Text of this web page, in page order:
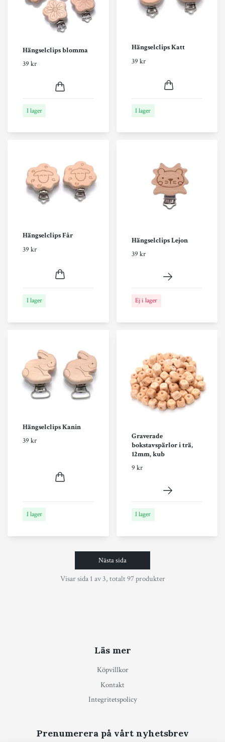
Hängselclips blomma
39 kr
I lager
Hängselclips Katt
39 kr
I lager
Hängselclips Får
39 kr
I lager
Hängselclips Lejon
39 kr
Ej i lager
Hängselclips Kanin
39 kr
I lager
Graverade
bokstavspärlor i trä,
12mm, kub
9 kr
I lager
Nästa sida
Visar sida 1 av 3, totalt 97 produkter
Läs mer
Köpvillkor
Kontakt
Integritetspolicy
Prenumerera på vårt nyhetsbrev